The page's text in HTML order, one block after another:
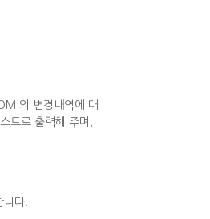
의 변경내역에 대
트로 출력해 주며,
다.